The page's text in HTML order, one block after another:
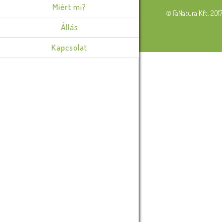
Miért mi?
Állás
Kapcsolat
© FaNatura Kft.